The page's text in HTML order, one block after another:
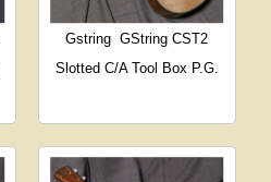
Gstring GString CST2
Slotted C/A Tool Box P.G.